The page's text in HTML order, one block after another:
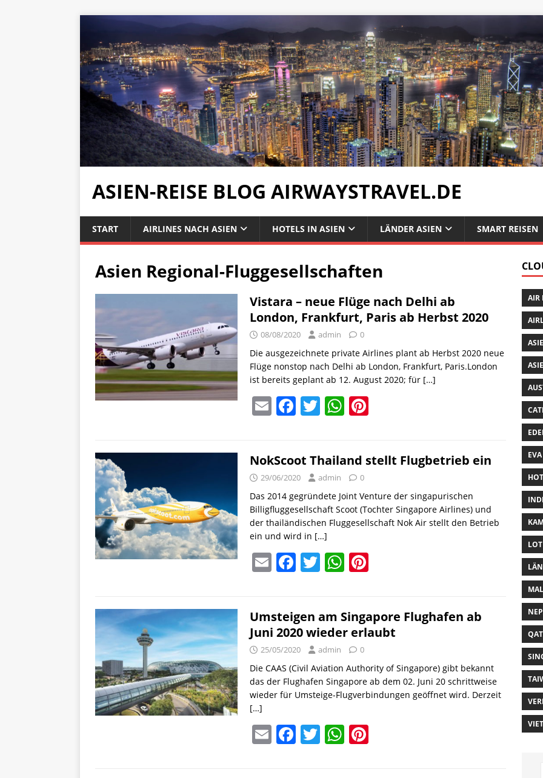
ASIEN-REISE BLOG AIRWAYSTRAVEL.DE
START AIRLINES NACH ASIEN HOTELS IN ASIEN LÄNDER ASIEN SMART REISEN
Asien Regional-Fluggesellschaften
Vistara – neue Flüge nach Delhi ab
London, Frankfurt, Paris ab Herbst 2020
08/08/2020 admin 0
Die ausgezeichnete private Airlines plant ab Herbst 2020 neue
Flüge nonstop nach Delhi ab London, Frankfurt, Paris.London
ist bereits geplant ab 12. August 2020; für […]
E
l
F
e
b
o
o
k
T
er
W
s
A
p
p
e
NokScoot Thailand stellt Flugbetrieb ein
29/06/2020 admin 0
Das 2014 gegründete Joint Venture der singapurischen
Billigfluggesellschaft Scoot (Tochter Singapore Airlines) und
der thailändischen Fluggesellschaft Nok Air stellt den Betrieb
ein und wird in […]
E
l
F
e
b
o
o
k
T
er
W
s
A
p
p
e
st
Umsteigen am Singapore Flughafen ab
Juni 2020 wieder erlaubt
25/05/2020 admin 0
Die CAAS (Civil Aviation Authority of Singapore) gibt bekannt
das der Flughafen Singapore ab dem 02. Juni 20 schrittweise
wieder für Umsteige-Flugverbindungen geöffnet wird. Derzeit
[…]
E F T W
AIR